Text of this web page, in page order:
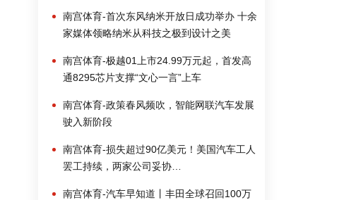
南宫体育-首次东风纳米开放日成功举办 十余
家媒体领略纳米从科技之极到设计之美
南宫体育-极越01上市24.99万元起，首发高
通8295芯片支撑“文心一言”上车
南宫体育-政策春风频吹，智能网联汽车发展
驶入新阶段
南宫体育-损失超过90亿美元！美国汽车工人
罢工持续，两家公司妥协…
南宫体育-汽车早知道丨丰田全球召回100万